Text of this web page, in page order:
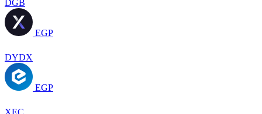
DGB
EGP
DYDX
EGP
XEC